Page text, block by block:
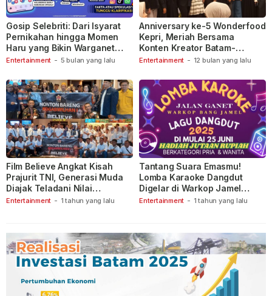
Entertainment - 5 bulan yang lalu
Gosip Selebriti: Dari Isyarat
Pernikahan hingga Momen
Haru yang Bikin Warganet
Berspekulasi
Entertainment - 12 bulan yang lalu
Anniversary ke-5 Wonderfood
Kepri, Meriah Bersama
Konten Kreator Batam-
Tanjungpinang
Entertainment - 1 tahun yang lalu
Film Believe Angkat Kisah
Prajurit TNI, Generasi Muda
Diajak Teladani Nilai
Keberanian
Entertainment - 1 tahun yang lalu
Tantang Suara Emasmu!
Lomba Karaoke Dangdut
Digelar di Warkop Jamel
Ganet